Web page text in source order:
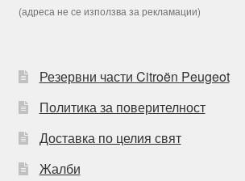
(адреса не се използва за рекламации)
Резервни части Citroën Peugeot
Политика за поверителност
Доставка по целия свят
Жалби